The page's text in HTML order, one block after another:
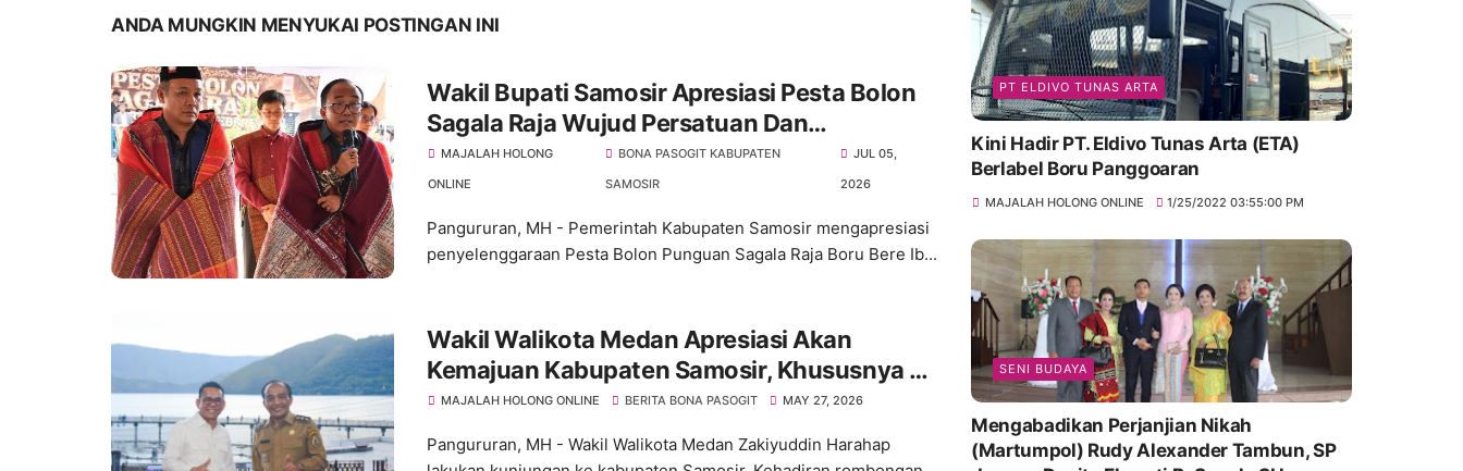
ANDA MUNGKIN MENYUKAI POSTINGAN INI
Wakil Bupati Samosir Apresiasi Pesta Bolon
Sagala Raja Wujud Persatuan Dan
Pelestarian Budaya
MAJALAH HOLONG
ONLINE
BONA PASOGIT KABUPATEN
SAMOSIR
JUL 05,
2026
Pangururan, MH - Pemerintah Kabupaten Samosir mengapresiasi
penyelenggaraan Pesta Bolon Punguan Sagala Raja Boru Bere Ib...
Wakil Walikota Medan Apresiasi Akan
Kemajuan Kabupaten Samosir, Khususnya Di
Sektor Pariwisata
MAJALAH HOLONG ONLINE BERITA BONA PASOGIT MAY 27, 2026
Pangururan, MH - Wakil Walikota Medan Zakiyuddin Harahap
PT ELDIVO TUNAS ARTA
Kini Hadir PT. Eldivo Tunas Arta (ETA)
Berlabel Boru Panggoaran
MAJALAH HOLONG ONLINE 1/25/2022 03:55:00 PM
SENI BUDAYA
Mengabadikan Perjanjian Nikah
(Martumpol) Rudy Alexander Tambun, SP